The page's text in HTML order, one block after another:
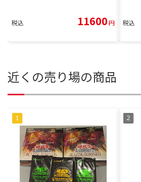
税込 11600円 税込
近くの売り場の商品